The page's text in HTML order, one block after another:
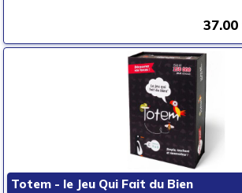
37.00
Totem - le Jeu Qui Fait du Bien